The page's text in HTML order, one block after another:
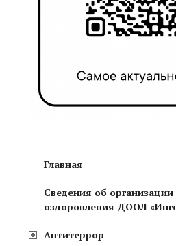
Главная
Сведения об
оздоровления ДООЛ
Антитеррор